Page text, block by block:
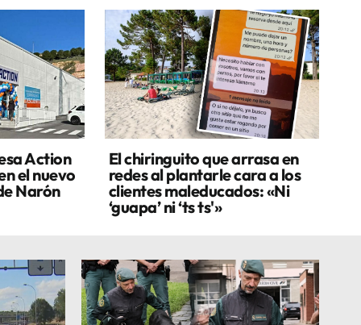
Action
el nuevo
Narón
El chiringuito que arrasa en
redes al plantarle cara a los
clientes maleducados: «Ni
‘guapa’ ni ‘ts ts'»